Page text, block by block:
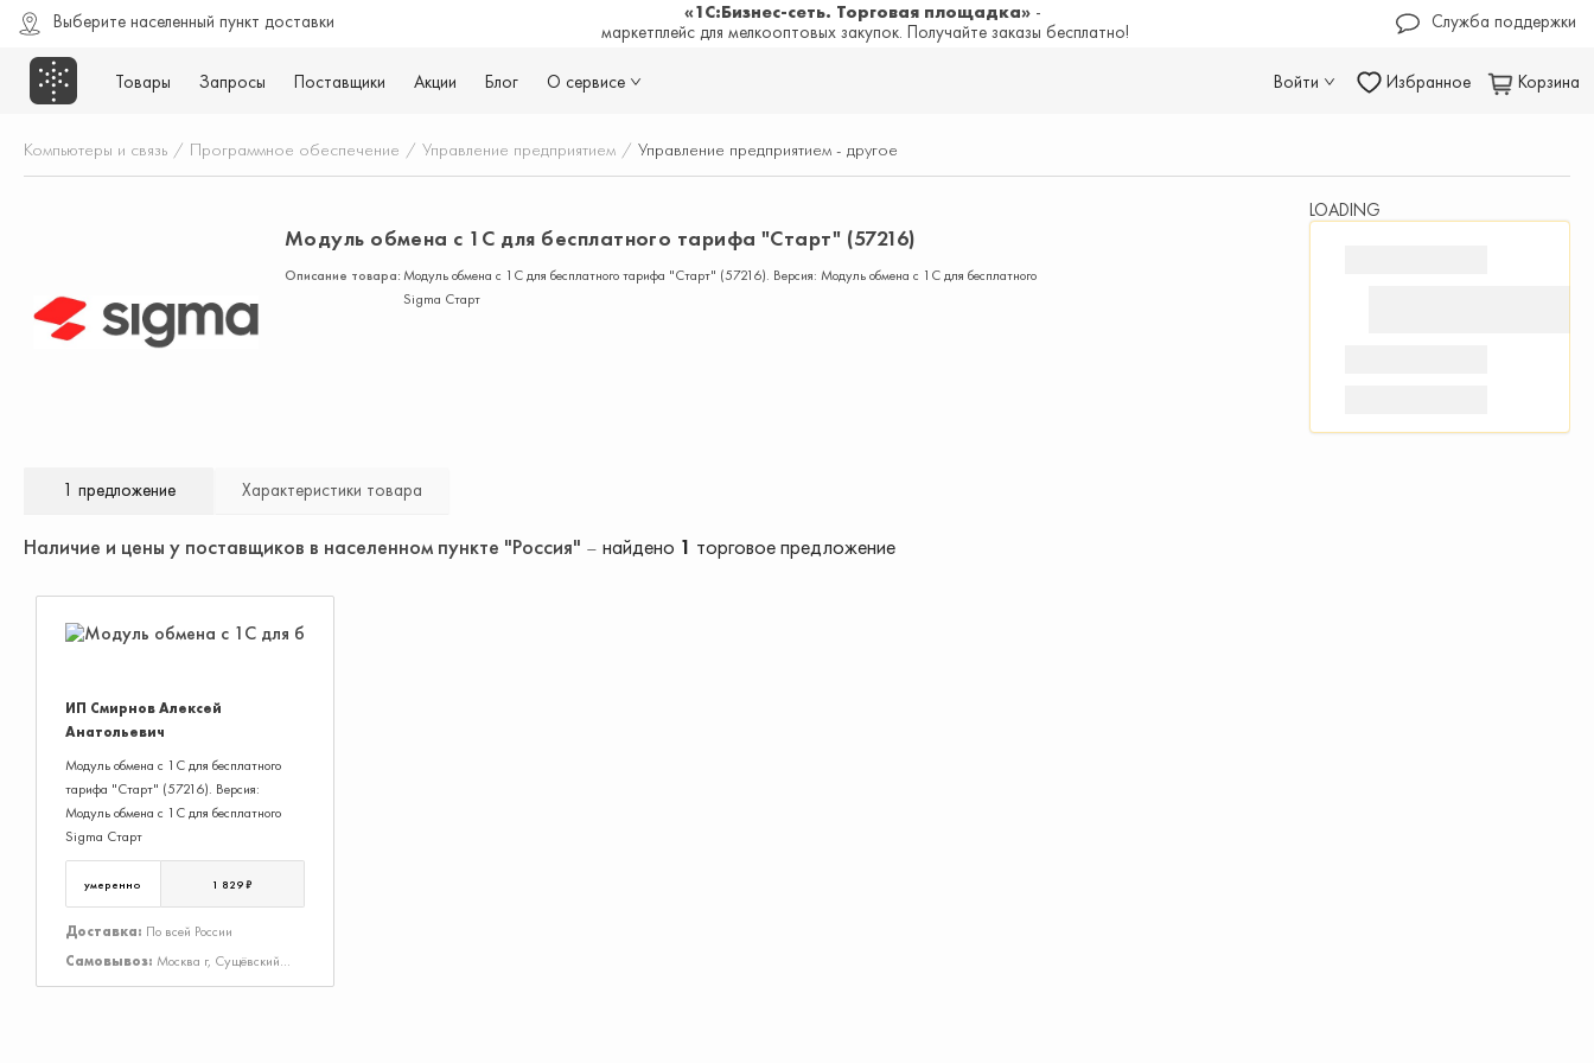
Выберите населенный пункт доставки «1С:Бизнес-сеть. Торговая площадка» -
маркетплейс для мелкооптовых закупок. Получайте заказы бесплатно!
Служба поддержки
Товары Запросы Поставщики Акции Блог О сервисе Войти Избранное Корзина
Компьютеры и связь / Программное обеспечение / Управление предприятием / Управление предприятием - другое
Модуль обмена с 1С для бесплатного тарифа "Старт" (57216)
Описание товара:Модуль обмена с 1С для бесплатного тарифа "Старт" (57216). Версия: Модуль обмена с 1С для бесплатного
Sigma Старт
1 предложение Характеристики товара
Наличие и цены у поставщиков в населенном пункте "Россия" найдено 1 торговое предложение
ИП Смирнов Алексей
Анатольевич
Модуль обмена с 1С для бесплатного
тарифа "Старт" (57216). Версия:
Модуль обмена с 1С для бесплатного
Sigma Старт
умеренно 1 829 ₽
Доставка: По всей России
Самовывоз: Москва г, Сущёвский
Вал ул, Дом 43, Строение 3
LOADING